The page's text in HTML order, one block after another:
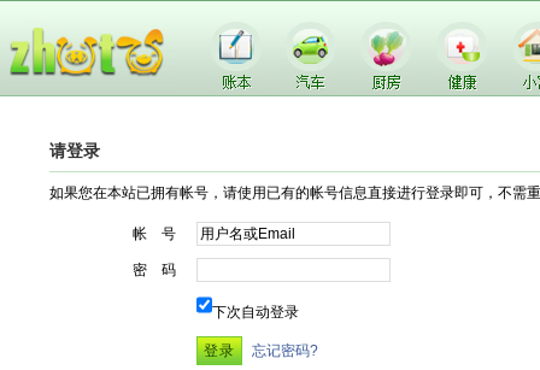
请登录
如果您在本站已拥有帐号，请使用已有的帐号信息直接进行登录即可，不需
帐 号
密 码
下次自动登录
忘记密码?